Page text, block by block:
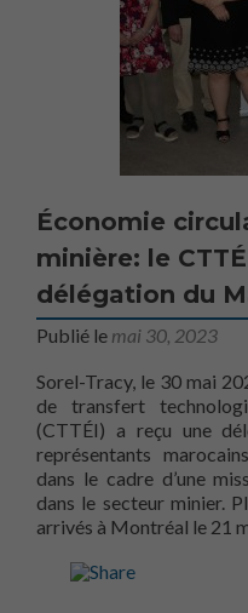
Économie
minière: le
délégation du
Publié le mai 30, 2023
Sorel-Tracy, le 30 mai
de transfert
(CTTÉI) a reçu une
représentants
dans le cadre d’une
dans le secteur minier.
arrivés à Montréal le 21